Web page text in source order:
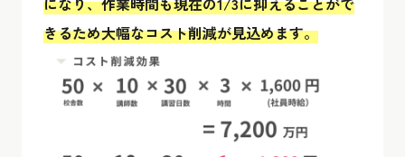
きるため大幅なコスト削減が見込めます。